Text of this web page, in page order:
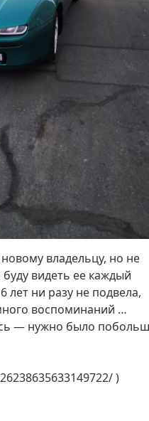
владельцу, но не
буду видеть ее каждый
ни разу не подвела,
воспоминаний …
— нужно было
)